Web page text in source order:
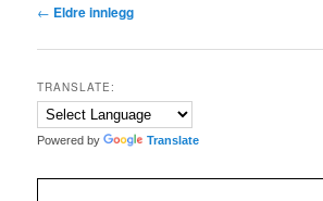
Innleggsnavigasjon
← Eldre innlegg
TRANSLATE:
Powered by Translate